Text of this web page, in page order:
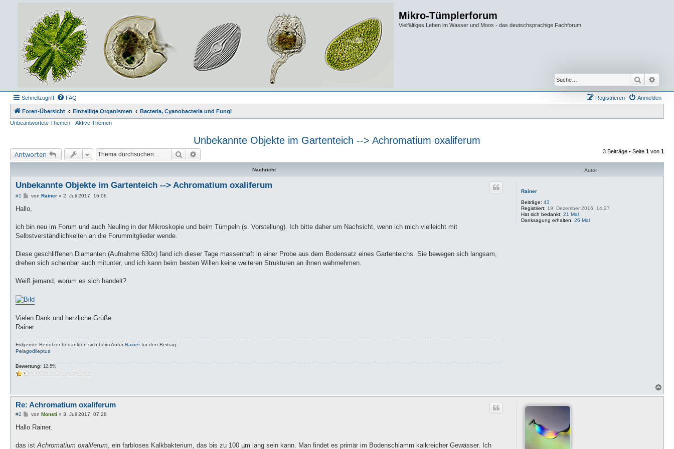
Mikro-Tümplerforum
Vielfältiges Leben im Wasser und Moos - das deutschsprachige Fachforum
Suche
Schnellzugriff FAQ Anmelden
Registrieren
Foren-Übersicht Einzellige Organismen
Bacteria, Cyanobacteria und Fungi
Unbeantwortete Themen
Aktive Themen
Unbekannte Objekte im Gartenteich --> Achromatium oxaliferum
Antworten Suche 3 Beiträge • Seite 1 von 1
Nachricht Autor
Rainer
Beiträge: 43
Registriert: 19. Dezember 2016, 14:27
Hat sich bedankt: 21 Mal
Danksagung erhalten: 26 Mal
Unbekannte Objekte im Gartenteich --> Achromatium oxaliferum
#1
B
i
a
von Rainer» 2. Juli 2017, 16:06
Hallo,
ich bin neu im Forum und auch Neuling in der Mikroskopie und beim Tümpeln (s. Vorstellung). Ich bitte daher um Nachsicht, wenn ich mich vielleicht mit
Selbstverständlichkeiten an die Forummitglieder wende.
Diese geschliffenen Diamanten (Aufnahme 630x) fand ich dieser Tage massenhaft in einer Probe aus dem Bodensatz eines Gartenteichs. Sie bewegen sich langsam,
drehen sich scheinbar auch mitunter, und ich kann beim besten Willen keine weiteren Strukturen an ihnen wahrnehmen.
Weiß jemand, worum es sich handelt?
Vielen Dank und herzliche Grüße
Rainer
Folgende Benutzer bedankten sich beim AutorRainerfür den Beitrag:
Pelagodileptus
Bewertung: 12.5%
a
Re: Achromatium oxaliferum
#2
B
i
a
von Monsti » 3. Juli 2017, 07:28
Hallo Rainer,
das istAchromatium oxaliferum, ein farbloses Kalkbakterium, das bis zu 100 µm lang sein kann. Man findet es primär im Bodenschlamm kalkreicher Gewässer. Ich